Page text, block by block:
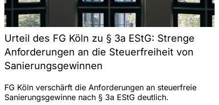
Urteil des FG Köln zu § 3a EStG: Strenge
Anforderungen an die Steuerfreiheit von
Sanierungsgewinnen
FG Köln verschärft die Anforderungen an steuerfreie
Sanierungsgewinne nach § 3a EStG deutlich.